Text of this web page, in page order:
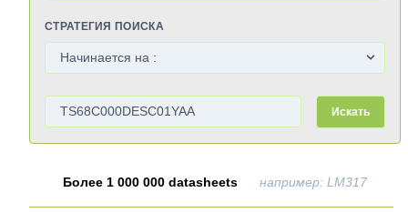
СТРАТЕГИЯ ПОИСКА
Искать
Более 1 000 000 datasheets например: LM317